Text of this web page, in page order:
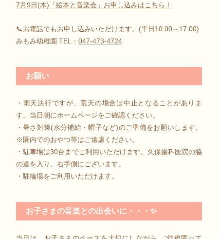
7月9日(木)「絵本と音楽会」お申し込みはこちら！
📞お電話でもお申し込みいただけます。(平日10:00～17:00)
みもみ幼稚園 TEL： 047-473-4724
お願い
・雨天決行ですが、荒天の場合は中止となることがありま
す。当日朝にホームページをご確認ください。
・暑さ対策(水分補給・帽子など)のご準備をお願いします。
※園内でのおやつ等はご遠慮ください。
・駐車場は30台までご利用いただけます。久保歯科医院の脇
の道を入り、右手側にございます。
・駐輪場をご利用いただけます。
お子さまの音楽との出会いに・・・✨